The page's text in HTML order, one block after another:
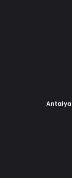
Antalya